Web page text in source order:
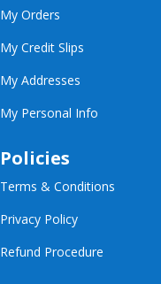
My Orders
My Credit Slips
My Addresses
My Personal Info
Policies
Terms & Conditions
Privacy Policy
Refund Procedure